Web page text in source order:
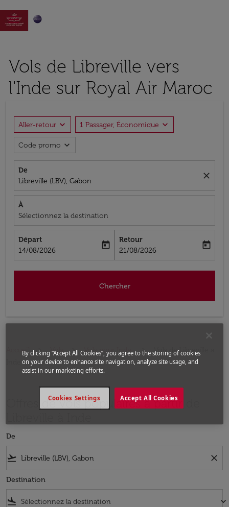

Vols de Libreville vers
l'Inde sur Royal Air Maroc
Aller-retour expand_more 1 Passager, Économique expand_more
Code promo expand_more
De
Libreville (LBV), Gabon
close
À
Sélectionnez la destination
Départ
fc-booking-departure-date-aria-label
14/08/2026
today
Retour
fc-booking-return-date-aria-label
21/08/2026
today
Chercher
Accueil Vols Vols pour Inde
Vols de Libreville a
Offres de vols populaires à partir de
De
flight_takeoff close
Destination
flight_land keyboard_arrow_down
By clicking “Accept All Cookies”, you agree to the storing of cookies
on your device to enhance site navigation, analyze site usage, and
assist in our marketing efforts.
Accept All Cookies
Cookies Settings